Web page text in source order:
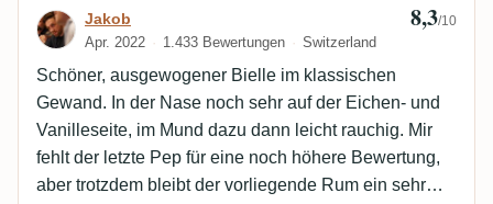
Bewertung von Jakob
Jakob
Apr. 2022 1.433 Bewertungen Switzerland
8,3/10
Schöner, ausgewogener Bielle im klassischen
Gewand. In der Nase noch sehr auf der Eichen- und
Vanilleseite, im Mund dazu dann leicht rauchig. Mir
fehlt der letzte Pep für eine noch höhere Bewertung,
aber trotzdem bleibt der vorliegende Rum ein sehr